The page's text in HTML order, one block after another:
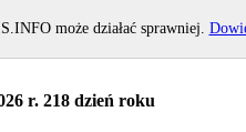
r. 218 dzień roku
może działać sprawniej.